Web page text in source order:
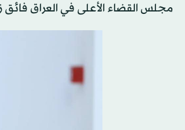
مجلس القضاء الأعلى في العراق فائق